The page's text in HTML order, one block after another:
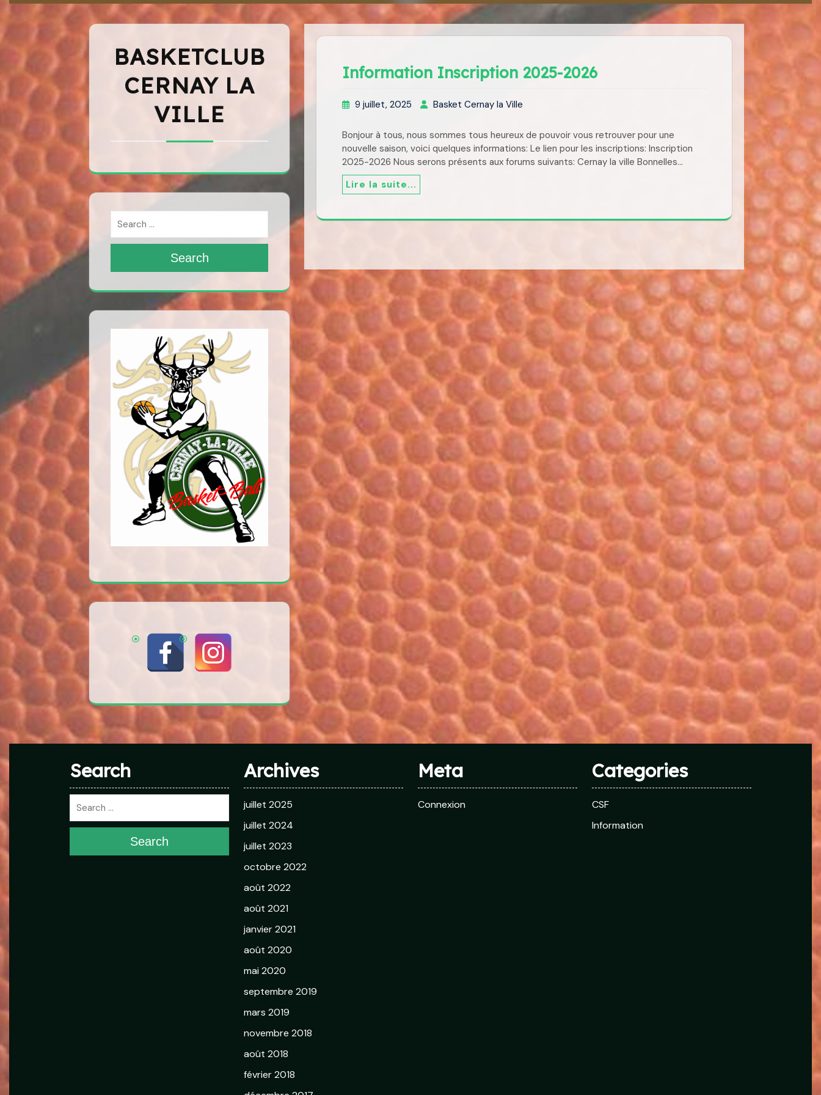
BASKETCLUB
CERNAY LA
VILLE
Search
Information Inscription 2025-2026
9 juillet, 2025 Basket Cernay la Ville
Bonjour à tous, nous sommes tous heureux de pouvoir vous retrouver pour une
nouvelle saison, voici quelques informations: Le lien pour les inscriptions: Inscription
2025-2026 Nous serons présents aux forums suivants: Cernay la ville Bonnelles…
Lire la suite...
Search
Search
Archives
juillet 2025
juillet 2024
juillet 2023
octobre 2022
août 2022
août 2021
janvier 2021
août 2020
mai 2020
septembre 2019
mars 2019
novembre 2018
août 2018
février 2018
Meta
Connexion
Categories
CSF
Information